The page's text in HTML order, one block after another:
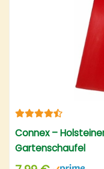
Connex –
Gartenschaufel